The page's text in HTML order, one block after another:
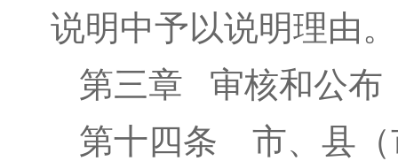
说明中予以说明理由。
第三章
审核和公布
第十四条
市、县（